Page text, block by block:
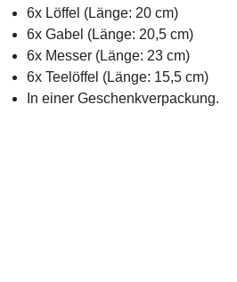
6x Löffel (Länge: 20 cm)
6x Gabel (Länge: 20,5 cm)
6x Messer (Länge: 23 cm)
6x Teelöffel (Länge: 15,5 cm)
In einer Geschenkverpackung.